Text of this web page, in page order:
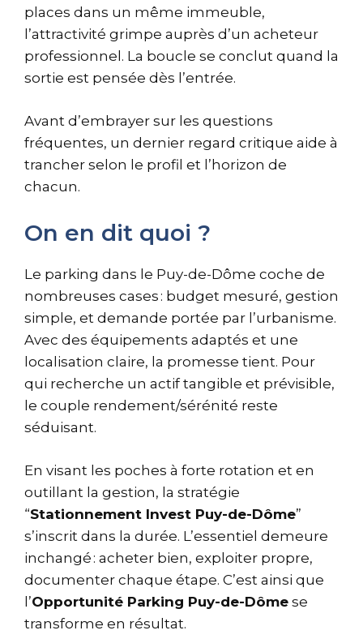
places dans un même immeuble,
l’attractivité grimpe auprès d’un acheteur
professionnel. La boucle se conclut quand la
sortie est pensée dès l’entrée.
Avant d’embrayer sur les questions
fréquentes, un dernier regard critique aide à
trancher selon le profil et l’horizon de
chacun.
On en dit quoi ?
Le parking dans le Puy-de-Dôme coche de
nombreuses cases : budget mesuré, gestion
simple, et demande portée par l’urbanisme.
Avec des équipements adaptés et une
localisation claire, la promesse tient. Pour
qui recherche un actif tangible et prévisible,
le couple rendement/sérénité reste
séduisant.
En visant les poches à forte rotation et en
outillant la gestion, la stratégie
“Stationnement Invest Puy-de-Dôme”
s’inscrit dans la durée. L’essentiel demeure
inchangé : acheter bien, exploiter propre,
documenter chaque étape. C’est ainsi que
l’Opportunité Parking Puy-de-Dôme se
transforme en résultat.